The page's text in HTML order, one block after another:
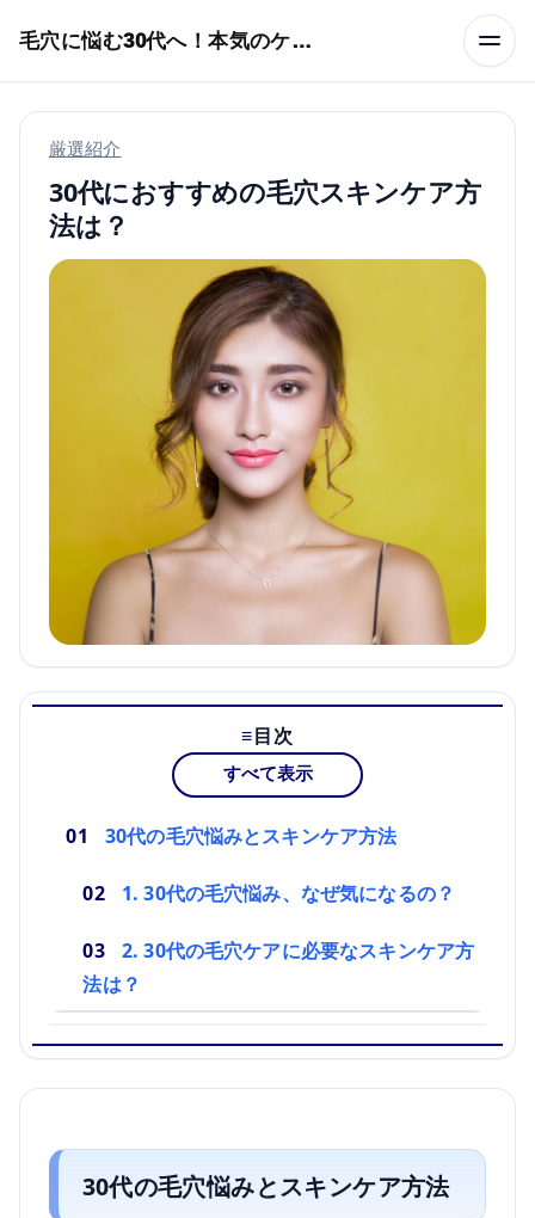
毛穴に悩む30代へ！本気のケア術特集
厳選紹介
30代におすすめの毛穴スキンケア方
法は？
目次
すべて表示
30代の毛穴悩みとスキンケア方法
1. 30代の毛穴悩み、なぜ気になるの？
2. 30代の毛穴ケアに必要なスキンケア方
法は？
30代の毛穴悩みとスキンケア方法